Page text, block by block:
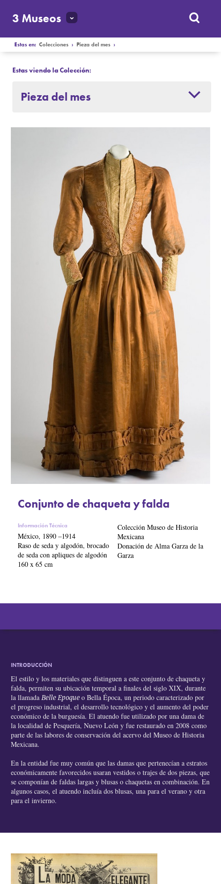
3 Museos
Estas en:Colecciones ›Pieza del mes ›
Estas viendo la Colección:
Pieza del mes
Conjunto de chaqueta y falda
Información Técnica
México, 1890 –1914
Raso de seda y algodón, brocado
de seda con apliques de algodón
160 x 65 cm
Colección Museo de Historia
Mexicana
Donación de Alma Garza de la
Garza
INTRODUCCIÓN
El estilo y los materiales que distinguen a este conjunto de chaqueta y
falda, permiten su ubicación temporal a finales del siglo XIX, durante
la llamada Belle Epoqueo Bella Época, un periodo caracterizado por
el progreso industrial, el desarrollo tecnológico y el aumento del poder
económico de la burguesía. El atuendo fue utilizado por una dama de
la localidad de Pesquería, Nuevo León y fue restaurado en 2008 como
parte de las labores de conservación del acervo del Museo de Historia
Mexicana.
En la entidad fue muy común que las damas que pertenecían a estratos
económicamente favorecidos usaran vestidos o trajes de dos piezas, que
se componían de faldas largas y blusas o chaquetas en combinación. En
algunos casos, el atuendo incluía dos blusas, una para el verano y otra
para el invierno.